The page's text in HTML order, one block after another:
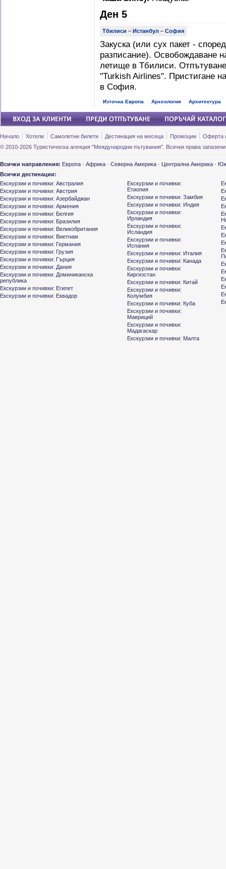
Ден 5
Тбилиси – Истанбул – София
Закуска (или сух пакет -
разписание). Освобождаване
летище в Тбилиси.
"Turkish Airlines". Пристигане
в София.
Източна Европа Археология Архитектура
Начало Хотели Самолетни билети Дестинация на месеца Промоции
Оферта
© 2010-2026 Туристическа агенция "Международни пътувания". Всички права
Всички направления: Европа · Африка · Северна Америка · Централна Америка ·
Всички дестинации:
Екскурзии и почивки: Австралия
Екскурзии и почивки: Австрия
Екскурзии и почивки: Азербайджан
Екскурзии и почивки: Армения
Екскурзии и почивки: Белгия
Екскурзии и почивки: Бразилия
Екскурзии и почивки: Великобритания
Екскурзии и почивки: Виетнам
Екскурзии и почивки: Германия
Екскурзии и почивки: Грузия
Екскурзии и почивки: Гърция
Екскурзии и почивки: Дания
Екскурзии и почивки: Доминиканска
република
Екскурзии и почивки: Египет
Екскурзии и почивки: Еквадор
Екскурзии и почивки:
Етиопия
Екскурзии и почивки: Замбия
Екскурзии и почивки: Индия
Екскурзии и почивки:
Ирландия
Екскурзии и почивки:
Исландия
Екскурзии и почивки:
Испания
Екскурзии и почивки: Италия
Екскурзии и почивки: Канада
Екскурзии и почивки:
Киргизстан
Екскурзии и почивки: Китай
Екскурзии и почивки:
Колумбия
Екскурзии и почивки: Куба
Екскурзии и почивки:
Мавриций
Екскурзии и почивки:
Мадагаскар
Екскурзии и почивки: Малта